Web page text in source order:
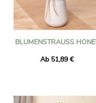
BLUMENSTRAUSS HONEY
Ab 51,89 €